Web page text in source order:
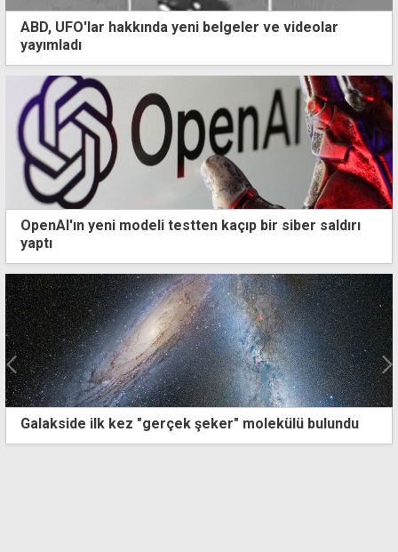
ABD, UFO'lar hakkında yeni belgeler ve videolar
yayımladı
OpenAI'ın yeni modeli testten kaçıp bir siber saldırı
yaptı
ilk kez "gerçek şeker" molekülü bulundu